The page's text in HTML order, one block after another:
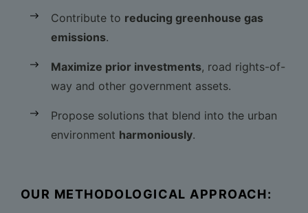
Contribute to reducing greenhouse gas
emissions.
Maximize prior investments, road rights-of-
way and other government assets.
Propose solutions that blend into the urban
environment harmoniously.
OUR METHODOLOGICAL APPROACH: